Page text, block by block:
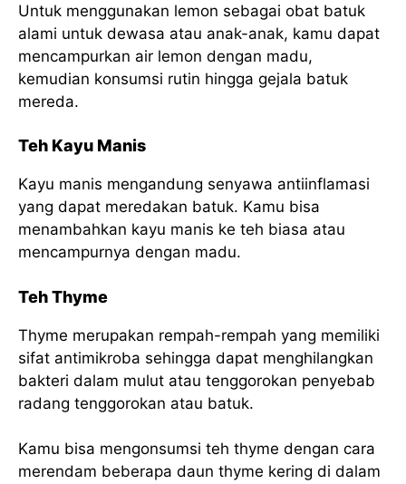
Untuk menggunakan lemon sebagai obat batuk
alami untuk dewasa atau anak-anak, kamu dapat
mencampurkan air lemon dengan madu,
kemudian konsumsi rutin hingga gejala batuk
mereda.
Teh Kayu Manis
Kayu manis mengandung senyawa antiinflamasi
yang dapat meredakan batuk. Kamu bisa
menambahkan kayu manis ke teh biasa atau
mencampurnya dengan madu.
Teh Thyme
Thyme merupakan rempah-rempah yang memiliki
sifat antimikroba sehingga dapat menghilangkan
bakteri dalam mulut atau tenggorokan penyebab
radang tenggorokan atau batuk.
Kamu bisa mengonsumsi teh thyme dengan cara
merendam beberapa daun thyme kering di dalam